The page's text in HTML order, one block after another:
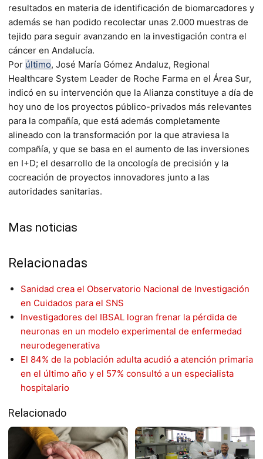
resultados en materia de identificación de biomarcadores y
además se han podido recolectar unas 2.000 muestras de
tejido para seguir avanzando en la investigación contra el
cáncer en Andalucía.
Por último, José María Gómez Andaluz, Regional
Healthcare System Leader de Roche Farma en el Área Sur,
indicó en su intervención que la Alianza constituye a día de
hoy uno de los proyectos público-privados más relevantes
para la compañía, que está además completamente
alineado con la transformación por la que atraviesa la
compañía, y que se basa en el aumento de las inversiones
en I+D; el desarrollo de la oncología de precisión y la
cocreación de proyectos innovadores junto a las
autoridades sanitarias.
Mas noticias
Relacionadas
Sanidad crea el Observatorio Nacional de Investigación
en Cuidados para el SNS
Investigadores del IBSAL logran frenar la pérdida de
neuronas en un modelo experimental de enfermedad
neurodegenerativa
El 84% de la población adulta acudió a atención primaria
en el último año y el 57% consultó a un especialista
hospitalario
Relacionado